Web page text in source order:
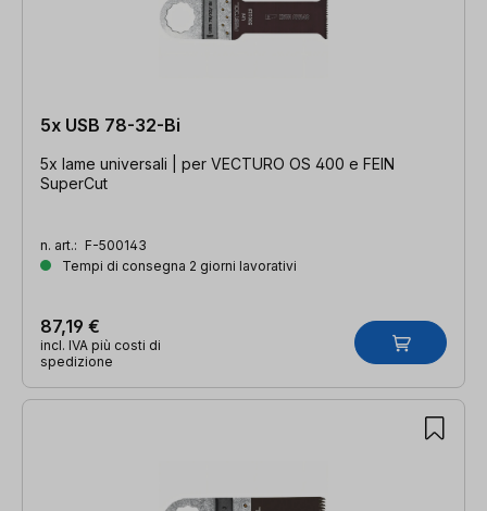
5x USB 78-32-Bi
5x lame universali | per VECTURO OS 400 e FEIN
SuperCut
n. art.: F-500143
Tempi di consegna 2 giorni lavorativi
87,19 €
incl. IVA più costi di
spedizione